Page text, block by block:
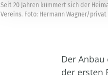
Seit 20 Jahren kümmert sich der
Vereins. Foto: Hermann Wagner/privat
Der
der ersten